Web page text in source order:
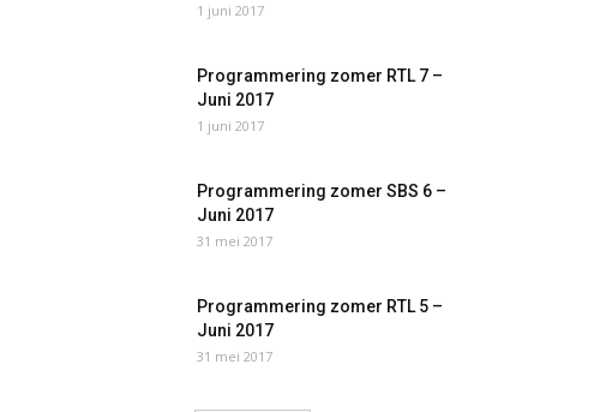
1 juni 2017
Programmering zomer RTL 7 –
Juni 2017
1 juni 2017
Programmering zomer SBS 6 –
Juni 2017
31 mei 2017
Programmering zomer RTL 5 –
Juni 2017
31 mei 2017